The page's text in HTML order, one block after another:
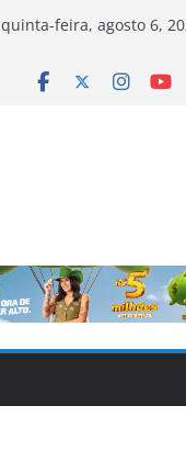
quinta-feira, agosto 6,